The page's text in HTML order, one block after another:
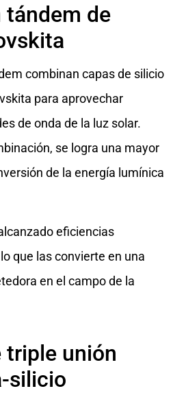
tándem de
combinan capas de silicio
para aprovechar
de onda de la luz solar.
se logra una mayor
de la energía lumínica
eficiencias
que las convierte en una
en el campo de la
triple unión
silicio